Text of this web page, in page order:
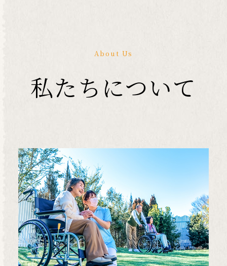
About Us
私たちについて